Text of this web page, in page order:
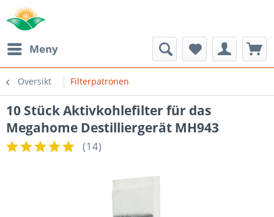
Meny
Oversikt Filterpatronen
10 Stück Aktivkohlefilter für das
Megahome Destilliergerät MH943
(14)